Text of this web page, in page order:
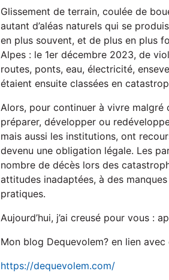
Glissement de terrain, coulée de
autant d’aléas naturels qui se
en plus souvent, et de plus en plus
Alpes : le 1er décembre 2023, de
routes, ponts, eau, électricité,
étaient ensuite classées en
Alors, pour continuer à vivre malgré
préparer, développer ou
mais aussi les institutions, ont
devenu une obligation légale. Les
nombre de décès lors des
attitudes inadaptées, à des
pratiques.
Aujourd’hui, j’ai creusé pour vous :
Mon blog Dequevolem? en lien
https://dequevolem.com/